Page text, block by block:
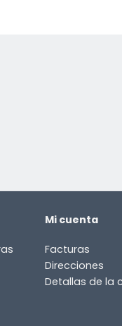
Mi cuenta
Facturas
Direcciones
Detallas de la